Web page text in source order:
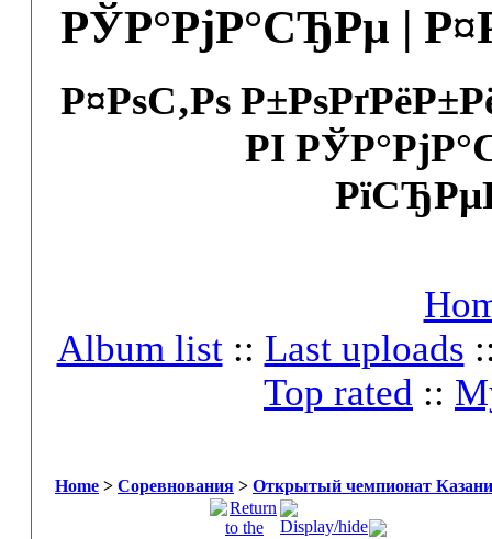
РЎР°РјР°СЂРµ |
Р¤РѕС‚Рѕ
РІ
Album list:: Last uploads
Top rated ::
Home > Соревнования > Открытый чемпионат Казани